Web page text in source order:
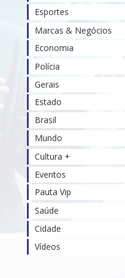
Esportes
Marcas & Negócios
Economia
Polícia
Gerais
Estado
Brasil
Mundo
Cultura +
Eventos
Pauta Vip
Saúde
Cidade
Vídeos